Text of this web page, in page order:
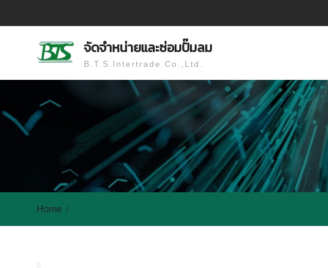
จัดจำหน่ายและซ่อมปั๊มลม
B.T.S.Intertrade Co.,Ltd.
Home